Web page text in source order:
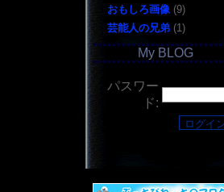
おもしろ画像 (9)
芸能人の兄弟 (1)
My BLOG
パスワー
ド: